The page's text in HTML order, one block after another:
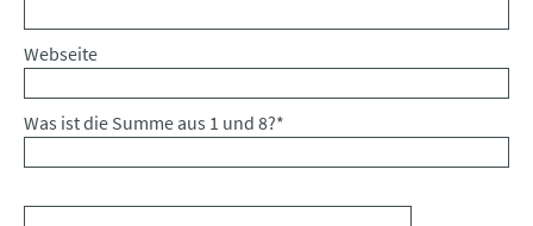
Webseite
Was ist die Summe aus 1 und 8?*